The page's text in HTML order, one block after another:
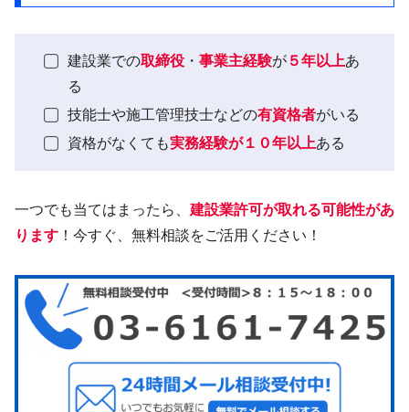
建設業での取締役・ 事業主経験が５年以上あ
る
技能士や施工管理技士などの有資格者がいる
資格がなくても実務経験が１０年以上ある
一つでも当てはまったら、 建設業許可が取れる可能性があ
ります ！今すぐ、無料相談をご活用ください！